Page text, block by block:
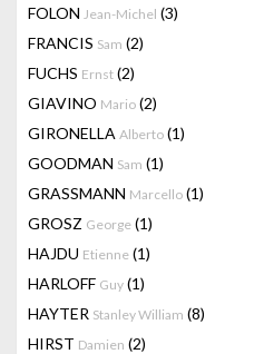
FOLON Jean-Michel (3)
FRANCIS Sam (2)
FUCHS Ernst (2)
GIAVINO Mario (2)
GIRONELLA Alberto (1)
GOODMAN Sam (1)
GRASSMANN Marcello (1)
GROSZ George (1)
HAJDU Etienne (1)
HARLOFF Guy (1)
HAYTER Stanley William (8)
HIRST Damien (2)